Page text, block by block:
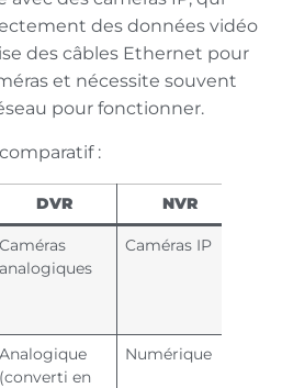
des données vidéo
des câbles Ethernet pour
et nécessite souvent
pour fonctionner.
:
DVR NVR
Caméras
analogiques
Caméras IP
Analogique
(converti en
Numérique